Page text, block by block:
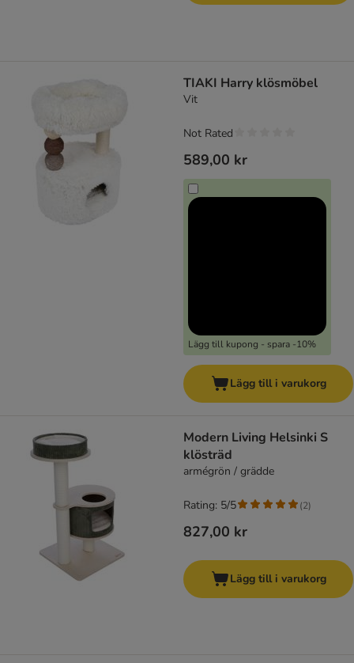
TIAKI Harry klösmöbel
Vit
589,00 kr
Lägg till kupong - spara -10%
Not Rated
Lägg till i varukorg
Modern Living Helsinki S
klösträd
armégrön / grädde
827,00 kr
Rating: 5/5 (2)
Lägg till i varukorg